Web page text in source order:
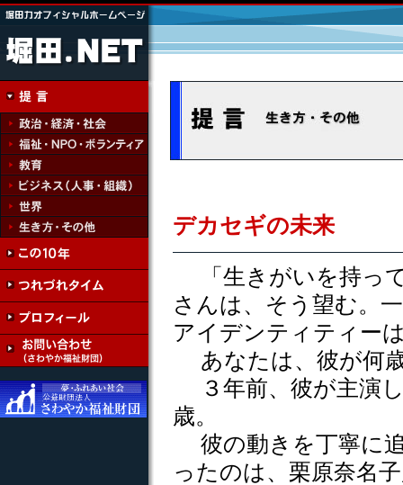
デカセギの未来
「生きがいを持っ
さんは、そう望む。
アイデンティティー
あなたは、彼が何
３年前、彼が主演
歳。
彼の動きを丁寧に
ったのは、栗原奈名